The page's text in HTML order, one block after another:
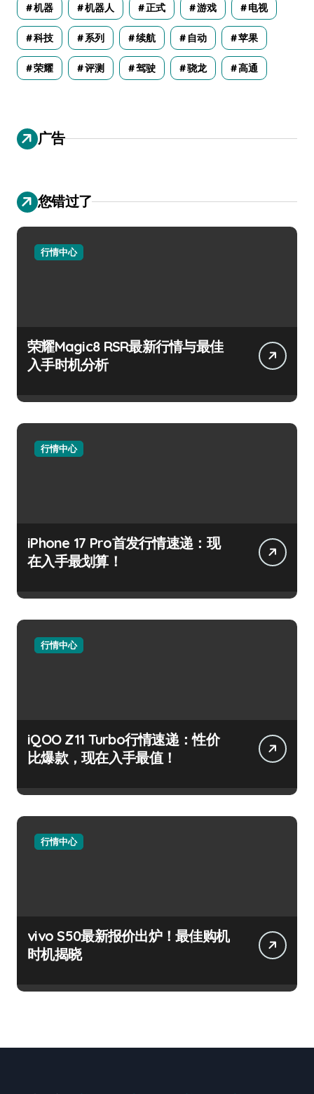
机器 机器人 正式 游戏 电视
科技 系列 续航 自动 苹果
荣耀 评测 驾驶 骁龙 高通
广告
您错过了
行情中心
荣耀Magic8 RSR最新行情与最佳
入手时机分析
行情中心
iPhone 17 Pro首发行情速递：现
在入手最划算！
行情中心
iQOO Z11 Turbo行情速递：性价
比爆款，现在入手最值！
行情中心
vivo S50最新报价出炉！最佳购机
时机揭晓